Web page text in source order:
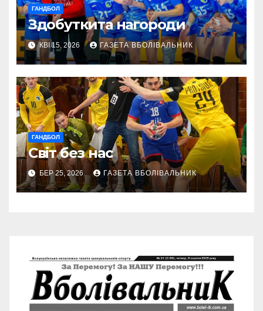
ГАНДБОЛ
Здобуткита нагороди
КВІ 15, 2026 ГАЗЕТА ВБОЛІВАЛЬНИК
ГАНДБОЛ
Світ без нас
БЕР 25, 2026 ГАЗЕТА ВБОЛІВАЛЬНИК